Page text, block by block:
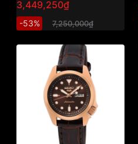
3,449,250₫
-53% 7,250,000₫